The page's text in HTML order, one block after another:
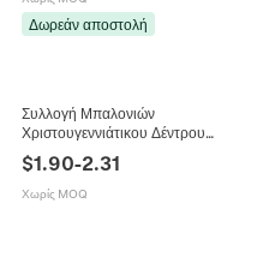
Δωρεάν αποστολή
Συλλογή Μπαλονιών
Χριστουγεννιάτικου Δέντρου
Αλουμίνιο Λατέξ Άγιος Βασίλης
Χιονάνθρωπος Αστέρι Διακοσμήσεις
Καλά Χριστούγεννα
$1.90-2.31
Χωρίς MOQ